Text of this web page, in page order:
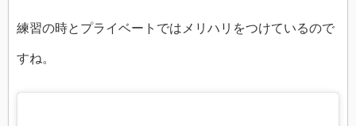
練習の時とプライベートではメリハリをつけているので
すね。